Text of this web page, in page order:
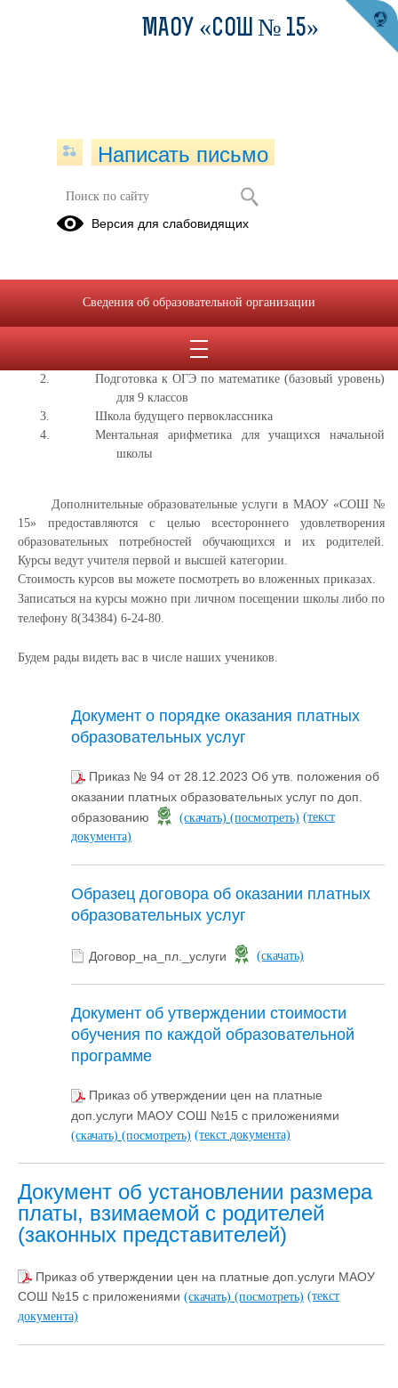
Платные образовательные услуги
Подготовка к ОГЭ по математике (углубленный
уровень) для 8-9 классов
Подготовка к ОГЭ по математике (базовый уровень)
для 9 классов
Школа будущего первоклассника
Ментальная арифметика для учащихся начальной
школы
Дополнительные образовательные услуги в МАОУ «СОШ №
15» предоставляются с целью всестороннего удовлетворения
образовательных потребностей обучающихся и их родителей.
Курсы ведут учителя первой и высшей категории.
Стоимость курсов вы можете посмотреть во вложенных приказах.
Записаться на курсы можно при личном посещении школы либо по
телефону 8(34384) 6-24-80.
Будем рады видеть вас в числе наших учеников.
Документ о порядке оказания платных
образовательных услуг
Приказ № 94 от 28.12.2023 Об утв. положения об
оказании платных образовательных услуг по доп.
образованию
(скачать) (посмотреть) (текст
документа)
Образец договора об оказании платных
образовательных услуг
Договор_на_пл._услуги (скачать)
Документ об утверждении стоимости
обучения по каждой образовательной
программе
Приказ об утверждении цен на платные
доп.услуги МАОУ СОШ №15 с приложениями
(скачать) (посмотреть) (текст документа)
Документ об установлении размера
платы, взимаемой с родителей
(законных представителей)
Приказ об утверждении цен на платные доп.услуги МАОУ
СОШ №15 с приложениями (скачать) (посмотреть) (текст
документа)
МАОУ «СОШ № 15»
Написать письмо
Версия для слабовидящих
Сведения об образовательной организации